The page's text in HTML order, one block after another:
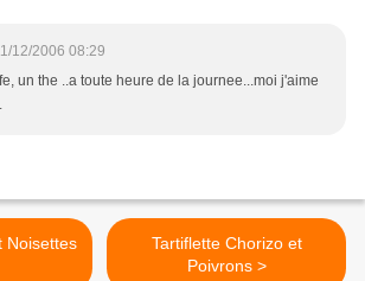
12/2006 08:29
un the ..a toute heure de la journee...moi j'aime
Noisettes
Tartiflette Chorizo et
Poivrons >